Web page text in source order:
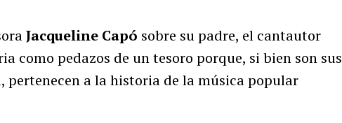
Jacqueline Capó sobre su padre, el cantautor
como pedazos de un tesoro porque, si bien son sus
pertenecen a la historia de la música popular